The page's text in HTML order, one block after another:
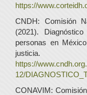
https://
CNDH: Comisión
(2021).
personas en
justicia.
https://
12/
CONAVIM: